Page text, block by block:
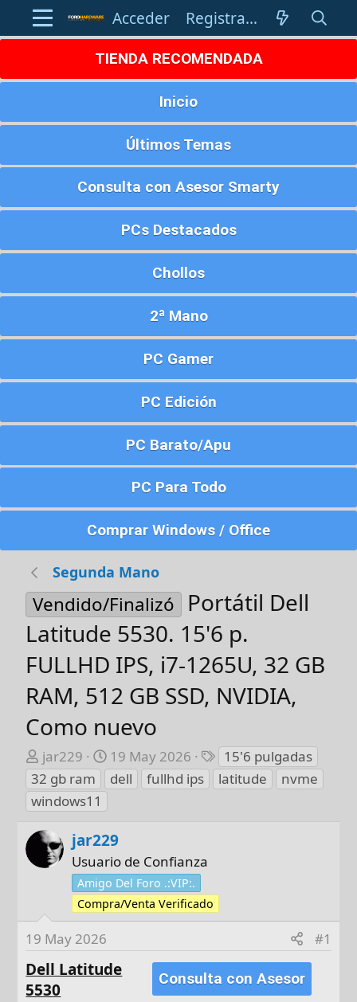
Acceder Registrarse
TIENDA RECOMENDADA
Inicio
Últimos Temas
Consulta con Asesor Smarty
PCs Destacados
Chollos
2ª Mano
PC Gamer
PC Edición
PC Barato/Apu
PC Para Todo
Comprar Windows / Office
Segunda Mano
Vendido/Finalizó
Portátil Dell
Latitude 5530. 15'6 p.
FULLHD IPS, i7-1265U, 32 GB
RAM, 512 GB SSD, NVIDIA,
Como nuevo
A
u
t
o
r
jar229
F
e
c
d
e
i
n
i
i
o
19 May 2026
E
t
i
s
15'6 pulgadas
32 gb ram
dell fullhd ips latitude
nvme
windows11
jar229
Usuario de Confianza
Amigo Del Foro .:VIP:.
Compra/Venta Verificado
19 May 2026 #1
Consulta con Asesor
Dell Latitude
5530